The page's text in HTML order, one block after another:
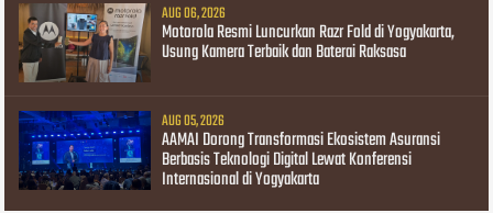
AUG 06, 2026
Motorola Resmi Luncurkan Razr Fold di Yogyakarta,
Usung Kamera Terbaik dan Baterai Raksasa
AUG 05, 2026
AAMAI Dorong Transformasi Ekosistem Asuransi
Berbasis Teknologi Digital Lewat Konferensi
Internasional di Yogyakarta